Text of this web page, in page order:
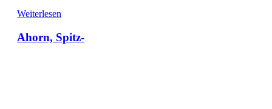
Weiterlesen
Ahorn, Spitz-